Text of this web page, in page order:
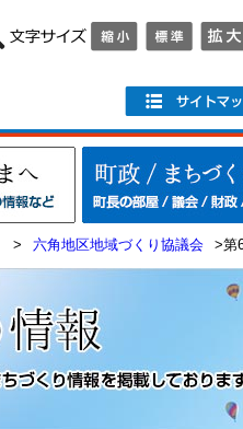
> 六角地区地域づくり協議会 >第